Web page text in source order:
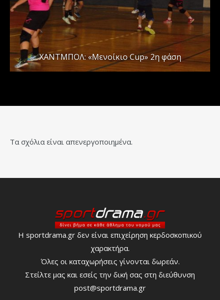
ΧΑΝΤΜΠΟΛ: «Μενοίκιο Cup» 2η φάση
Τα σχόλια είναι απενεργοποιημένα.
Η sportdrama.gr δεν είναι επιχείρηση κερδοσκοπικού
χαρακτήρα.
Όλες οι καταχωρήσεις γίνονται δωρεάν.
Στείλτε μας και εσείς την δική σας στη διεύθυνση
post@sportdrama.gr